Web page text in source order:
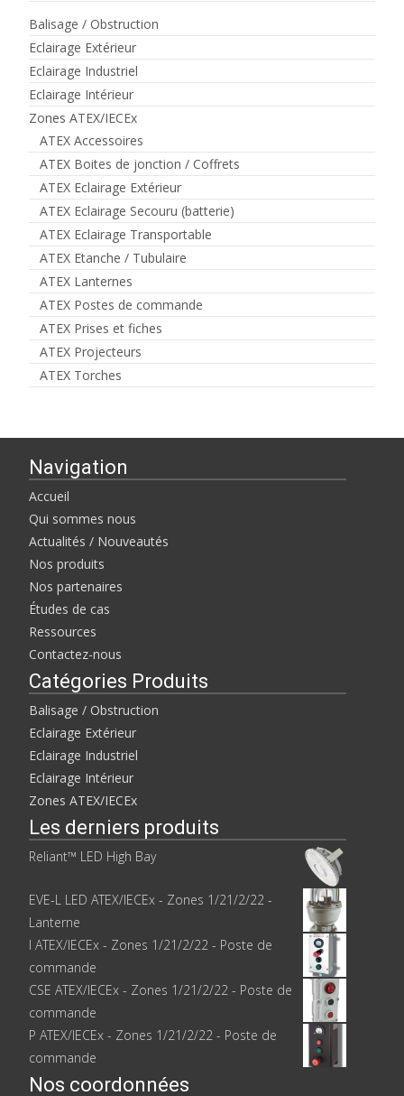
Balisage / Obstruction
Eclairage Extérieur
Eclairage Industriel
Eclairage Intérieur
Zones ATEX/IECEx
ATEX Accessoires
ATEX Boites de jonction / Coffrets
ATEX Eclairage Extérieur
ATEX Eclairage Secouru (batterie)
ATEX Eclairage Transportable
ATEX Etanche / Tubulaire
ATEX Lanternes
ATEX Postes de commande
ATEX Prises et fiches
ATEX Projecteurs
ATEX Torches
Navigation
Accueil
Qui sommes nous
Actualités / Nouveautés
Nos produits
Nos partenaires
Études de cas
Ressources
Contactez-nous
Catégories Produits
Balisage / Obstruction
Eclairage Extérieur
Eclairage Industriel
Eclairage Intérieur
Zones ATEX/IECEx
Les derniers produits
Reliant™ LED High Bay
EVE-L LED ATEX/IECEx - Zones 1/21/2/22 -
Lanterne
I ATEX/IECEx - Zones 1/21/2/22 - Poste de
commande
CSE ATEX/IECEx - Zones 1/21/2/22 - Poste de
commande
P ATEX/IECEx - Zones 1/21/2/22 - Poste de
commande
Nos coordonnées